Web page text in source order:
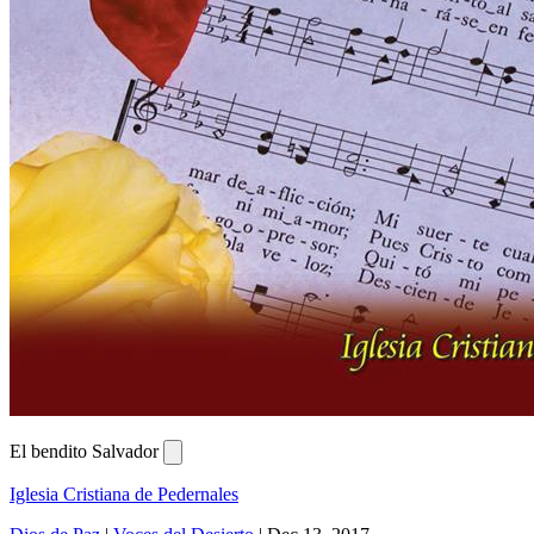
El bendito Salvador
Iglesia Cristiana de Pedernales